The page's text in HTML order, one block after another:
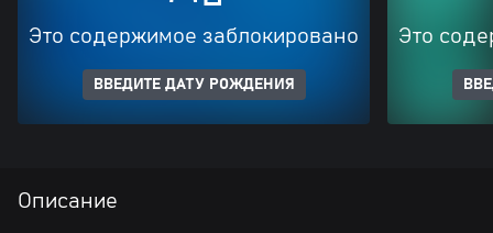
Это содержимое заблокировано
ВВЕДИТЕ ДАТУ РОЖДЕНИЯ
Это
Описание